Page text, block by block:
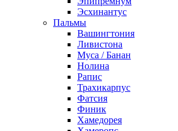
Эсхинантус
Пальмы
Вашингтония
Ливистона
Муса / Банан
Нолина
Рапис
Трахикарпус
Фатсия
Финик
Хамедорея